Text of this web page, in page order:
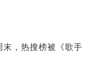
，热搜榜被《歌手